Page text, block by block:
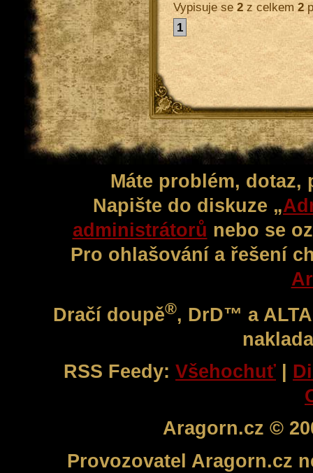
Vypisuje se 2z celkem 2
1
Máte problém,
Napište do diskuze „
administrátorů nebo se
Pro ohlašování a řešení
Dračí doupě®, DrD™ a
RSS Feedy: Všehochuť |
Aragorn.cz ©
Provozovatel Aragorn.cz